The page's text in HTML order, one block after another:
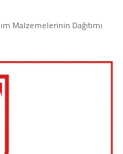
Malzemelerinin Dağıtımı